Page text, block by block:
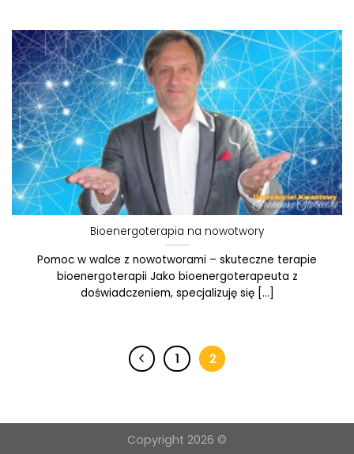
Bioenergoterapia na nowotwory
Pomoc w walce z nowotworami – skuteczne terapie
bioenergoterapii Jako bioenergoterapeuta z
doświadczeniem, specjalizuję się [...]
1 2
Copyright 2026 ©